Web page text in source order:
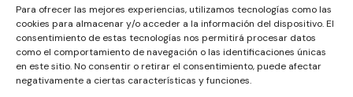
Para ofrecer las mejores experiencias, utilizamos tecnologías como las
cookies para almacenar y/o acceder a la información del dispositivo. El
consentimiento de estas tecnologías nos permitirá procesar datos
como el comportamiento de navegación o las identificaciones únicas
en este sitio. No consentir o retirar el consentimiento, puede afectar
negativamente a ciertas características y funciones.